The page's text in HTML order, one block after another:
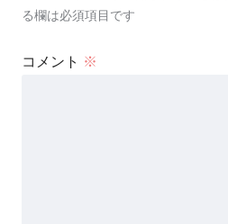
る欄は必須項目です
コメント ※